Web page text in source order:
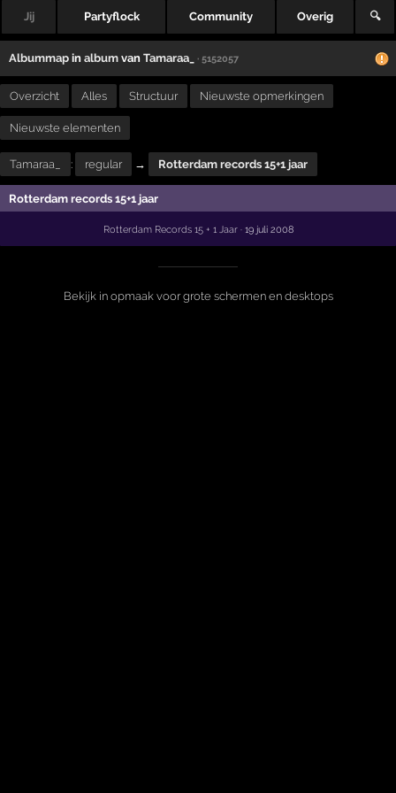
Jij Partyflock Community Overig 🔍
Albummap inalbum vanTamaraa_ · 5152057
Overzicht Alles Structuur Nieuwste opmerkingen
Nieuwste elementen
Tamaraa_ : regular → Rotterdam records 15+1 jaar
Rotterdam records 15+1 jaar
Rotterdam Records 15 + 1 Jaar· 19 juli 2008
Bekijk in opmaak voor grote schermen en desktops